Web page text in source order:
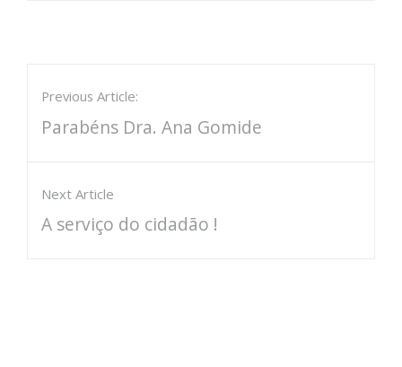
Previous Article:
Parabéns Dra. Ana Gomide
Next Article
A serviço do cidadão !